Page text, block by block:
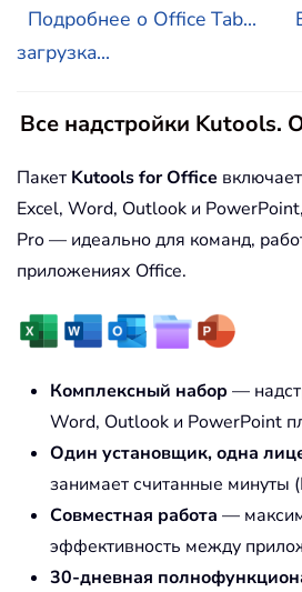
Подробнее о Office Tab...
загрузка...
Все надстройки Kutools.
Пакет Kutools for Office
Excel, Word, Outlook и
Pro — идеально для команд,
приложениях Office.
Комплексный набор —
Word, Outlook и PowerPoint
Один установщик, одна
занимает считанные минуты
Совместная работа —
эффективность между
30-дневная